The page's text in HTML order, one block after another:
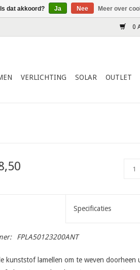
0
VERLICHTING SOLAR OUTLET
Specificaties
FPLA50123200ANT
kunststof lamellen om te weven doorheen
dat akkoord? Ja Nee Meer over